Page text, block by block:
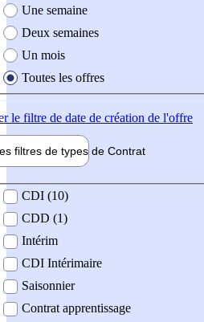
Une semaine
Deux semaines
Un mois
Toutes les offres
le filtre de date de création de l'offre
filtres de types de Contrat
contrat
CDI (10)
CDD (1)
Intérim
CDI Intérimaire
Saisonnier
Contrat apprentissage